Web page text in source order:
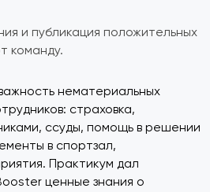
и публикация положительных
команду.
нематериальных
страховка,
ссуды, помощь в решении
в спортзал,
Практикум дал
ценные знания о